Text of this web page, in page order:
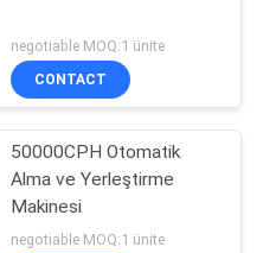
negotiable MOQ:1 ünite
CONTACT
50000CPH Otomatik
Alma ve Yerleştirme
Makinesi
negotiable MOQ:1 ünite